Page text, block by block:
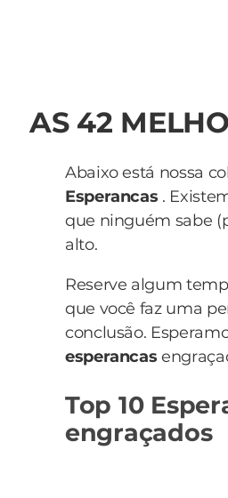
AS 42
Abaixo está nossa
Esperancas .
que ninguém sabe
alto.
Reserve algum
que você faz uma
conclusão.
esperancas
Top 10
engraçados